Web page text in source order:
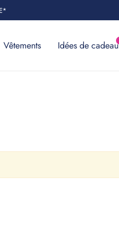
Vêtements Idées de cadeau